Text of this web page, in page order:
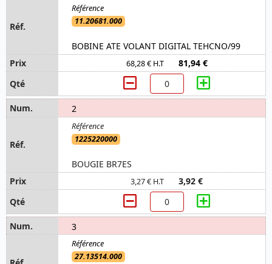
11.20681.000
BOBINE ATE VOLANT DIGITAL TEHCNO/99
68,28 € H.T 81,94 €
2
1225220000
BOUGIE BR7ES
3,27 € H.T 3,92 €
3
27.13514.000